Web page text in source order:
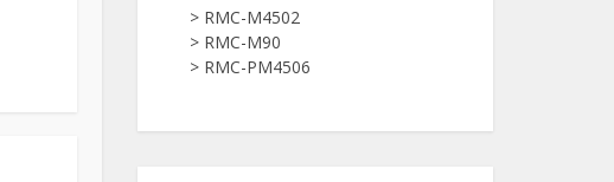
> RMC-M4502
> RMC-M90
> RMC-PM4506